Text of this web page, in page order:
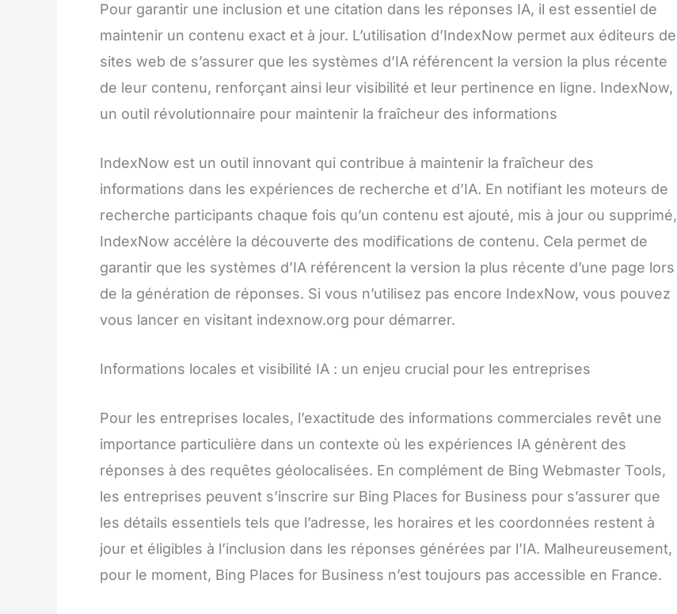
Pour garantir une inclusion et une citation dans les réponses IA, il est essentiel de
maintenir un contenu exact et à jour. L’utilisation d’IndexNow permet aux éditeurs de
sites web de s’assurer que les systèmes d’IA référencent la version la plus récente
de leur contenu, renforçant ainsi leur visibilité et leur pertinence en ligne. IndexNow,
un outil révolutionnaire pour maintenir la fraîcheur des informations
IndexNow est un outil innovant qui contribue à maintenir la fraîcheur des
informations dans les expériences de recherche et d’IA. En notifiant les moteurs de
recherche participants chaque fois qu’un contenu est ajouté, mis à jour ou supprimé,
IndexNow accélère la découverte des modifications de contenu. Cela permet de
garantir que les systèmes d’IA référencent la version la plus récente d’une page lors
de la génération de réponses. Si vous n’utilisez pas encore IndexNow, vous pouvez
vous lancer en visitant indexnow.org pour démarrer.
Informations locales et visibilité IA : un enjeu crucial pour les entreprises
Pour les entreprises locales, l’exactitude des informations commerciales revêt une
importance particulière dans un contexte où les expériences IA génèrent des
réponses à des requêtes géolocalisées. En complément de Bing Webmaster Tools,
les entreprises peuvent s’inscrire sur Bing Places for Business pour s’assurer que
les détails essentiels tels que l’adresse, les horaires et les coordonnées restent à
jour et éligibles à l’inclusion dans les réponses générées par l’IA. Malheureusement,
pour le moment, Bing Places for Business n’est toujours pas accessible en France.